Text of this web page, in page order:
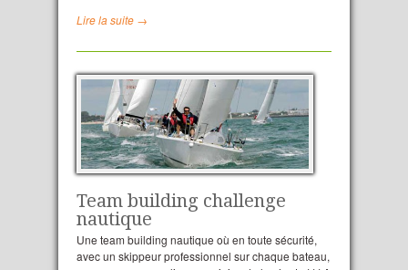
Lire la suite →
Team building challenge
nautique
Une team building nautique où en toute sécurité,
avec un skippeur professionnel sur chaque bateau,